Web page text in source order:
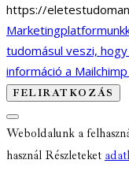
https://
tudomásul veszi,
információ a
Weboldalunk a
használ Részleteket